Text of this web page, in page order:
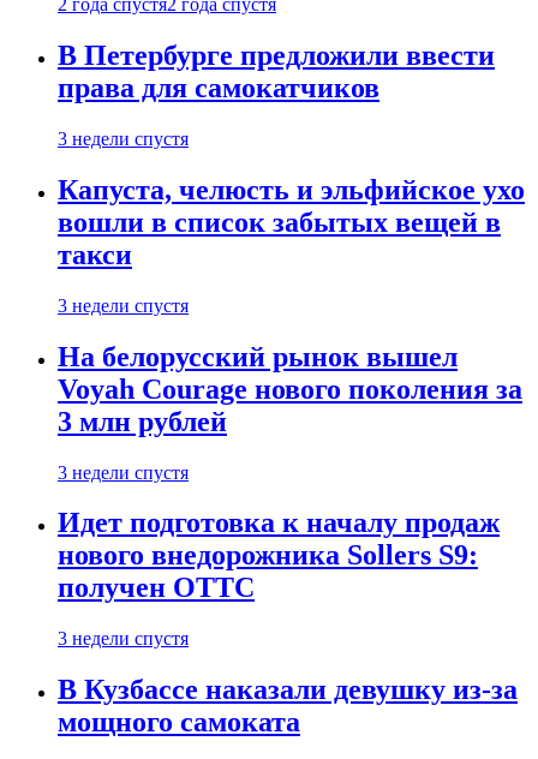
2 года спустя2 года спустя
В Петербурге предложили ввести
права для самокатчиков
3 недели спустя
Капуста, челюсть и эльфийское ухо
вошли в список забытых вещей в
такси
3 недели спустя
На белорусский рынок вышел
Voyah Courage нового поколения за
3 млн рублей
3 недели спустя
Идет подготовка к началу продаж
нового внедорожника Sollers S9:
получен ОТТС
3 недели спустя
В Кузбассе наказали девушку из-за
мощного самоката